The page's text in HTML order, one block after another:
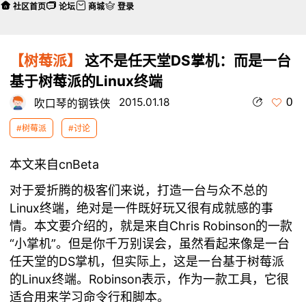
【树莓派】
这不是任天堂DS掌机：而是一台
基于树莓派的Linux终端
吹口琴的钢铁侠 2015.01.18 0
#树莓派 #讨论
本文来自cnBeta
对于爱折腾的极客们来说，打造一台与众不总的
Linux终端，绝对是一件既好玩又很有成就感的事
情。本文要介绍的，就是来自Chris Robinson的一款
“小掌机”。但是你千万别误会，虽然看起来像是一台
任天堂的DS掌机，但实际上，这是一台基于树莓派
的Linux终端。Robinson表示，作为一款工具，它很
适合用来学习命令行和脚本。
社区首页 论坛 商城 登录